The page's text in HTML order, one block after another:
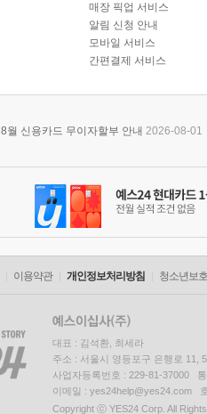
매장 픽업 서비스
알림 신청 안내
모바일 서비스
간편결제 서비스
8월 신용카드 무이자할부 안내 2026-08-01
이용약관 개인정보처리방침 청소년보
대표 : 김석환, 최세라
주소 : 서울시 영등포구 은행로 11,
사업자등록번호 : 229-81-37000
이메일 : yes24help@yes24.com
Copyright ⓒ YES24 Corp. All